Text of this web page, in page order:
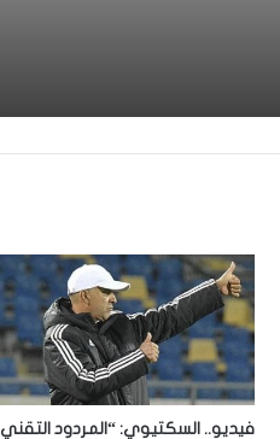
الجديدي
فيديو.. السكتيوي: “المردود التقني